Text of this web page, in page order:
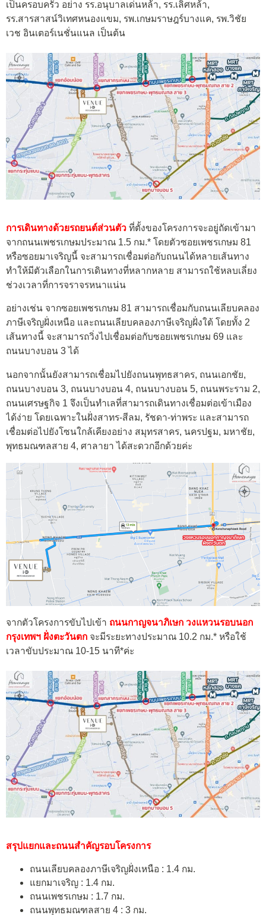
เป็นครอบครัว อย่าง รร.อนุบาลเด่นหล้า, รร.เลิศหล้า,
รร.สารสาสน์วิเทศหนองแขม, รพ.เกษมราษฎร์บางแค, รพ.วิชัย
เวช อินเตอร์เนชั่นแนล เป็นต้น
การเดินทางด้วยรถยนต์ส่วนตัว ที่ตั้งของโครงการจะอยู่ถัดเข้ามา
จากถนนเพชรเกษมประมาณ 1.5 กม.* โดยตัวซอยเพชรเกษม 81
หรือซอยมาเจริญนี้ จะสามารถเชื่อมต่อกับถนนได้หลายเส้นทาง
ทำให้มีตัวเลือกในการเดินทางที่หลากหลาย สามารถใช้หลบเลี่ยง
ช่วงเวลาที่การจราจรหนาแน่น
อย่างเช่น จากซอยเพชรเกษม 81 สามารถเชื่อมกับถนนเลียบคลอง
ภาษีเจริญฝั่งเหนือ และถนนเลียบคลองภาษีเจริญฝั่งใต้ โดยทั้ง 2
เส้นทางนี้ จะสามารถวิ่งไปเชื่อมต่อกับซอยเพชรเกษม 69 และ
ถนนบางบอน 3 ได้
นอกจากนั้นยังสามารถเชื่อมไปยังถนนพุทธสาคร, ถนนเอกชัย,
ถนนบางบอน 3, ถนนบางบอน 4, ถนนบางบอน 5, ถนนพระราม 2,
ถนนเศรษฐกิจ 1 จึงเป็นทำเลที่สามารถเดินทางเชื่อมต่อเข้าเมือง
ได้ง่าย โดยเฉพาะในฝั่งสาทร-สีลม, รัชดา-ท่าพระ และสามารถ
เชื่อมต่อไปยังโซนใกล้เคียงอย่าง สมุทรสาคร, นครปฐม, มหาชัย,
พุทธมณฑลสาย 4, ศาลายา ได้สะดวกอีกด้วยค่ะ
จากตัวโครงการขับไปเข้า ถนนกาญจนาภิเษก วงแหวนรอบนอก
กรุงเทพฯ ฝั่งตะวันตก จะมีระยะทางประมาณ 10.2 กม.* หรือใช้
เวลาขับประมาณ 10-15 นาที*ค่ะ
สรุปแยกและถนนสำคัญรอบโครงการ
ถนนเลียบคลองภาษีเจริญฝั่งเหนือ : 1.4 กม.
แยกมาเจริญ : 1.4 กม.
ถนนเพชรเกษม : 1.7 กม.
ถนนพุทธมณฑลสาย 4 : 3 กม.